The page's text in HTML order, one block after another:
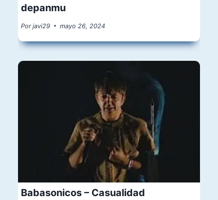
depanmu
Por javi29 mayo 26, 2024
Babasonicos – Casualidad